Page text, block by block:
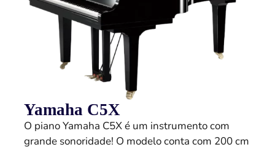
Yamaha C5X
O piano Yamaha C5X é um instrumento com
grande sonoridade! O modelo conta com 200 cm